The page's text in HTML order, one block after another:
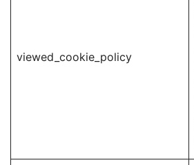
viewed_cookie_policy